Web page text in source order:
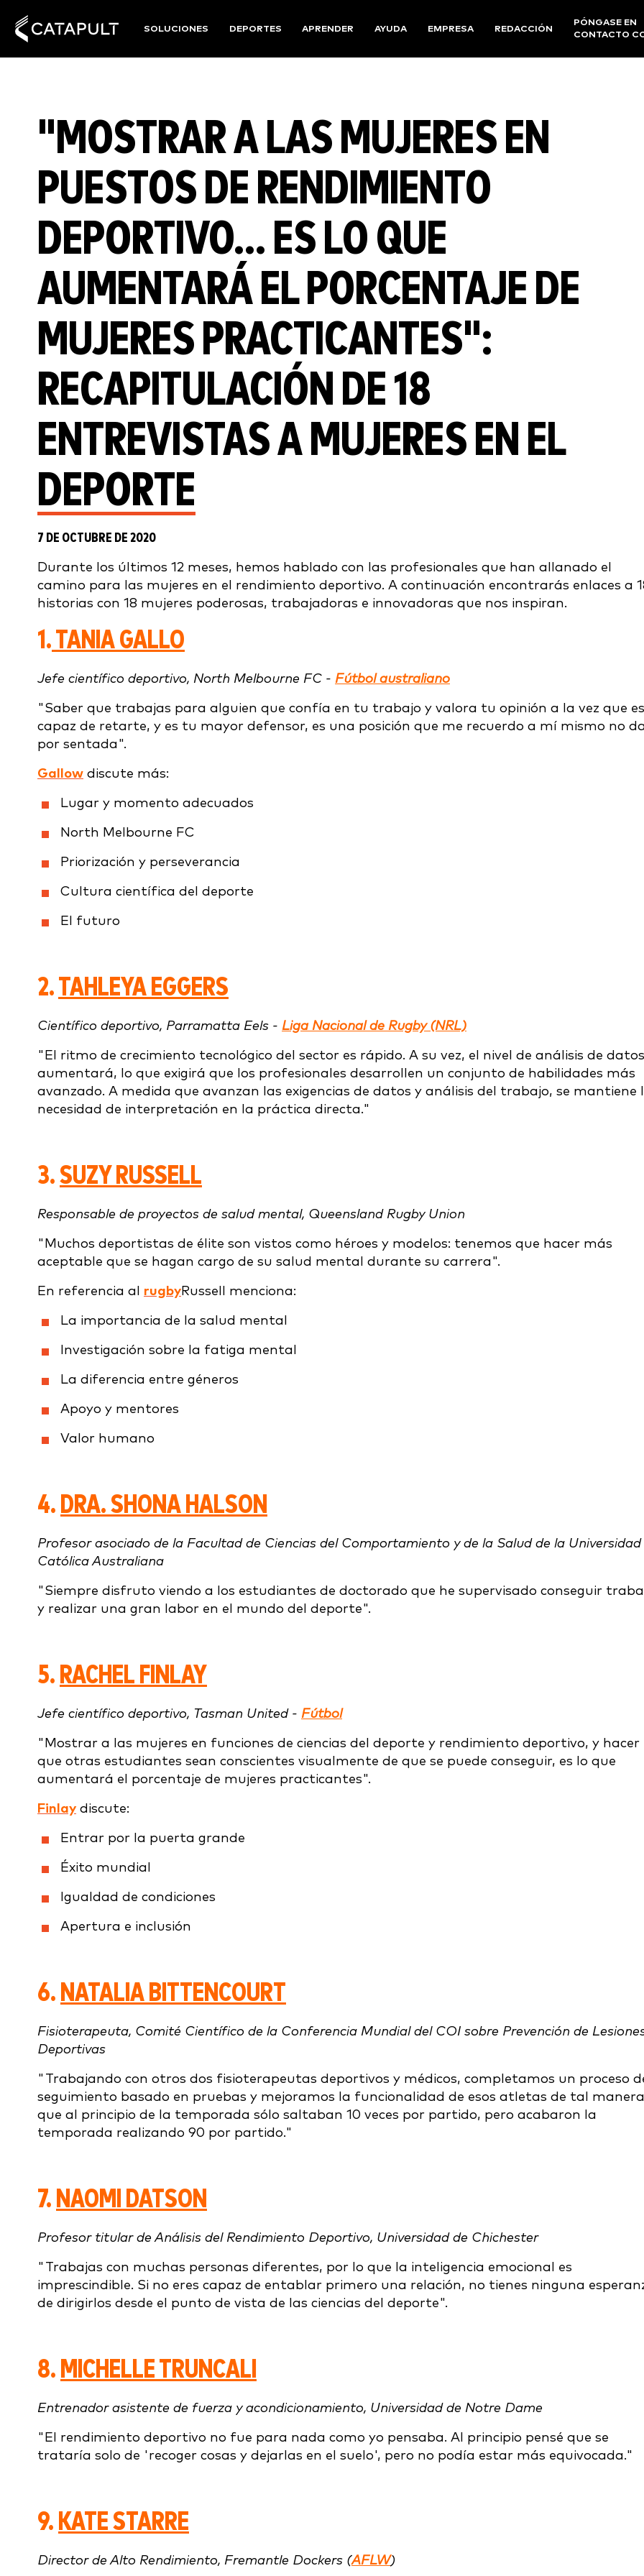
SOLUCIONES DEPORTES APRENDER AYUDA EMPRESA REDACCIÓN
PÓNGASE EN
CONTACTO
"MOSTRAR A LAS MUJERES EN
PUESTOS DE RENDIMIENTO
DEPORTIVO... ES LO QUE
AUMENTARÁ EL PORCENTAJE DE
MUJERES PRACTICANTES":
RECAPITULACIÓN DE 18
ENTREVISTAS A MUJERES EN EL
DEPORTE
7 DE OCTUBRE DE 2020
Durante los últimos 12 meses, hemos hablado con las profesionales que han allanado el
camino para las mujeres en el rendimiento deportivo. A continuación encontrarás enlaces a
historias con 18 mujeres poderosas, trabajadoras e innovadoras que nos inspiran.
1.TANIA GALLO
Jefe científico deportivo, North Melbourne FC - Fútbol australiano
"Saber que trabajas para alguien que confía en tu trabajo y valora tu opinión a la vez que es
capaz de retarte, y es tu mayor defensor, es una posición que me recuerdo a mí mismo no
por sentada".
Gallow discute más:
Lugar y momento adecuados
North Melbourne FC
Priorización y perseverancia
Cultura científica del deporte
El futuro
2.TAHLEYA EGGERS
Científico deportivo, Parramatta Eels - Liga Nacional de Rugby (NRL)
"El ritmo de crecimiento tecnológico del sector es rápido. A su vez, el nivel de análisis de datos
aumentará, lo que exigirá que los profesionales desarrollen un conjunto de habilidades más
avanzado. A medida que avanzan las exigencias de datos y análisis del trabajo, se mantiene
necesidad de interpretación en la práctica directa."
3.SUZY RUSSELL
Responsable de proyectos de salud mental, Queensland Rugby Union
"Muchos deportistas de élite son vistos como héroes y modelos: tenemos que hacer más
aceptable que se hagan cargo de su salud mental durante su carrera".
En referencia al rugbyRussell menciona:
La importancia de la salud mental
Investigación sobre la fatiga mental
La diferencia entre géneros
Apoyo y mentores
Valor humano
4. DRA. SHONA HALSON
Profesor asociado de la Facultad de Ciencias del Comportamiento y de la Salud de la Universidad
Católica Australiana
"Siempre disfruto viendo a los estudiantes de doctorado que he supervisado conseguir
y realizar una gran labor en el mundo del deporte".
5. RACHEL FINLAY
Jefe científico deportivo, Tasman United - Fútbol
"Mostrar a las mujeres en funciones de ciencias del deporte y rendimiento deportivo, y hacer
que otras estudiantes sean conscientes visualmente de que se puede conseguir, es lo que
aumentará el porcentaje de mujeres practicantes".
Finlay discute:
Entrar por la puerta grande
Éxito mundial
Igualdad de condiciones
Apertura e inclusión
6. NATALIA BITTENCOURT
Fisioterapeuta, Comité Científico de la Conferencia Mundial del COI sobre Prevención de
Deportivas
"Trabajando con otros dos fisioterapeutas deportivos y médicos, completamos un proceso
seguimiento basado en pruebas y mejoramos la funcionalidad de esos atletas de tal manera
que al principio de la temporada sólo saltaban 10 veces por partido, pero acabaron la
temporada realizando 90 por partido."
7. NAOMI DATSON
Profesor titular de Análisis del Rendimiento Deportivo, Universidad de Chichester
"Trabajas con muchas personas diferentes, por lo que la inteligencia emocional es
imprescindible. Si no eres capaz de entablar primero una relación, no tienes ninguna
de dirigirlos desde el punto de vista de las ciencias del deporte".
8. MICHELLE TRUNCALI
Entrenador asistente de fuerza y acondicionamiento, Universidad de Notre Dame
"El rendimiento deportivo no fue para nada como yo pensaba. Al principio pensé que se
trataría solo de 'recoger cosas y dejarlas en el suelo', pero no podía estar más equivocada."
9. KATE STARRE
Director de Alto Rendimiento, Fremantle Dockers (AFLW)